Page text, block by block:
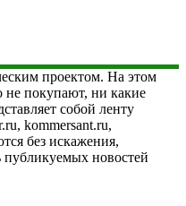
проектом. На этом
не покупают, ни какие
собой ленту
kommersant.ru,
без искажения,
публикуемых новостей